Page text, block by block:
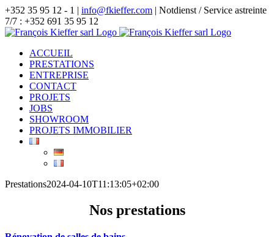
Skip
to
content
+352 35 95 12 - 1 | info@fkieffer.com | Notdienst / Service astreinte
7/7 : +352 691 35 95 12
ACCUEIL
PRESTATIONS
ENTREPRISE
CONTACT
PROJETS
JOBS
SHOWROOM
PROJETS IMMOBILIER
Prestations2024-04-10T11:13:05+02:00
Nos prestations